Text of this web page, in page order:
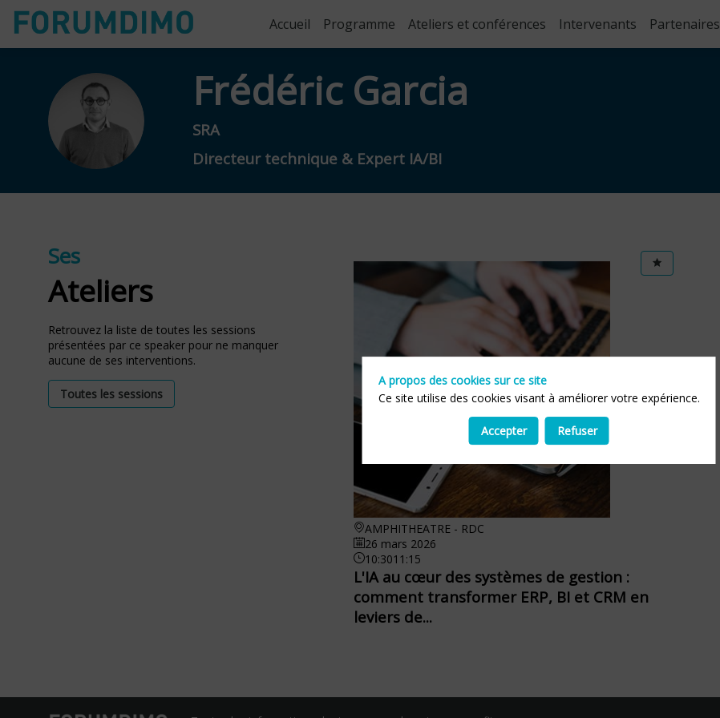
Accueil Programme Ateliers et conférences Intervenants Partenaires
FG
Frédéric Garcia
SRA
Directeur technique & Expert IA/BI
Ses
Ateliers
Retrouvez la liste de toutes les sessions
présentées par ce speaker pour ne manquer
aucune de ses interventions.
Toutes les sessions
AMPHITHEATRE - RDC
26 mars 2026
10:3011:15
L'IA au cœur des systèmes de gestion :
comment transformer ERP, BI et CRM en
leviers de...
A propos des cookies sur ce site
Ce site utilise des cookies visant à améliorer votre expérience.
Accepter Refuser